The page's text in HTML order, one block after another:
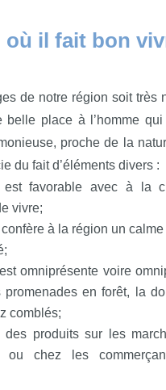
où il fait bon
de notre région soit très
belle place à l’homme
proche de la
du fait d’éléments divers :
est favorable avec à la
vivre;
confère à la région un
omniprésente voire
promenades en forêt, la
comblés;
des produits sur les
ou chez les